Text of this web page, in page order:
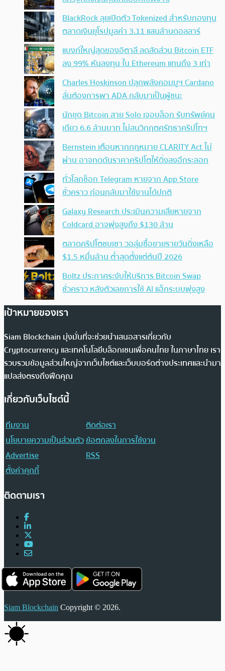
BlackRock ลุยเปิดตัว Tokenized สำหรับกองทุน
ตลาดเงินยุโรปมูลค่า 3.11 แสนล้านดอลลาร์
แบงก์ใหญ่สุดของอิตาลี ลดสัดส่วน Bitcoin ETF
ลง 99% หันลงทุน ใน Ethereum แทนถึง 3 เท่า
Charles Hoskinson ปลุกพลังคอมมูฯ Cardano
ลั่นต้องการพา ADA กลับมาเป็นผู้ชนะ
นักขุด Bitcoin สาย Solo เจอบล็อก รับทรัพย์คน
เดียว 6.6 ล้านบาท ไม่สนวิกฤตศรัทธาคริปโทฯ
Bernstein เตือนหากกฎหมาย CLARITY Act ไม่
ผ่าน อาจกดดันราคาคริปโตให้ดิ่งลงอีกระลอก
ทั่วโลกช็อก Telegram หายจาก App Store
ชั่วคราว ก่อนกลับมาใช้งานได้ปกติ
Galaxy Research ประเมินความเสียหายจาก
Coldcard อาจพุ่งสูงถึง $130 ล้าน
ตลาดคริปโตซบเซา วอลุ่มซื้อขายรายวันดิ่งเหลือ
$1.5 หมื่นล้าน ต่ำสุดตั้งแต่ต้นปี 2026
Boltz ประกาศระงับให้บริการ Bitcoin Swap
ชั่วคราว หลังตัวเลขการใช้ AI แฮ็กระบบพุ่งสูง
เป้าหมายของเรา
Siam Blockchain มุ่งมั่นที่จะช่วยนำเสนอสารเกี่ยวกับ
Cryptocurrency และเทคโนโลยีบล็อกเชนเพื่อคนไทย ในภาษาไทย เรา
รวบรวมข้อมูลส่วนใหญ่จากเว็บไซต์และเว็บบอร์ดต่างประเทศและนำมา
แปลส่งตรงถึงฟีดคุณ
เกี่ยวกับเว็บไซต์นี้
ทีมงาน
ติดต่อเรา
นโยบายความเป็นส่วนตัวข้อตกลงในการใช้งาน
Advertise
RSS
ตั้งค่าคุกกี้
ติดตามเรา
Siam Blockchain Copyright © 2026.